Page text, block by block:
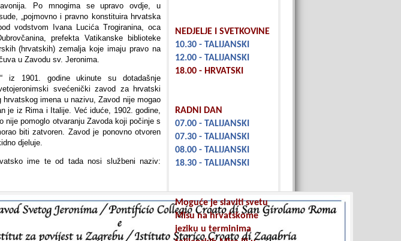
Po mnogima se upravo ovdje, u
„pojmovno i pravno konstituira hrvatska
vodstvom Ivana Lucića Trogiranina, oca
prefekta Vatikanske biblioteke
(hrvatskih) zemalja koje imaju pravo na
u Zavodu sv. Jeronima.
iz 1901. godine ukinute su dotadašnje
svećenički zavod za hrvatski
imena u nazivu, Zavod nije mogao
je iz Rima i Italije. Već iduće, 1902. godine,
pomoglo otvaranju Zavoda koji počinje s
biti zatvoren. Zavod je ponovno otvoren
djeluje.
ime te od tada nosi službeni naziv:
NEDJELJE I SVETKOVINE
10.30 - TALIJANSKI
12.00 - TALIJANSKI
18.00 - HRVATSKI
RADNI DAN
07.00 - TALIJANSKI
07.30 - TALIJANSKI
08.00 - TALIJANSKI
18.30 - TALIJANSKI
Moguće je slaviti svetu
Misu na hrvatskome
jeziku u terminima